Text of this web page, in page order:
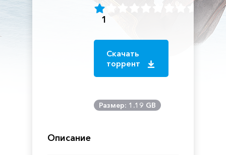
1
Скачать
торрент
Размер: 1.19 GB
Описание